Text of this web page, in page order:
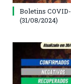
Boletins COVID-
(31/08/2024)